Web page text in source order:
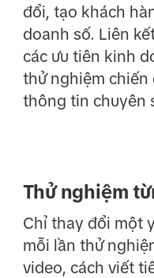
đổi, tạo khách
doanh số. Liên
các ưu tiên kinh
thử nghiệm chiến
thông tin chuyên
Thử nghiệm
Chỉ thay đổi một
mỗi lần thử
video, cách viết